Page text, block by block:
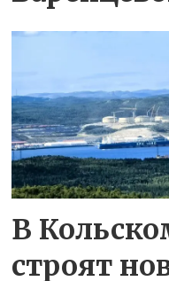
В
строят